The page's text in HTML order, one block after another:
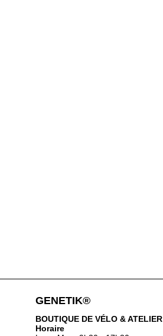
GENETIK®
BOUTIQUE DE VÉLO & ATELIER
Horaire